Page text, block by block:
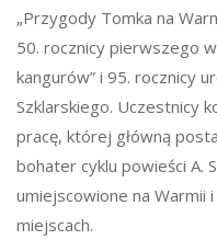
„Przygody Tomka na
50. rocznicy pierwszego
kangurów” i 95. rocznicy
Szklarskiego. Uczestnicy
pracę, której główną
bohater cyklu powieści A.
umiejscowione na Warmii
miejscach.